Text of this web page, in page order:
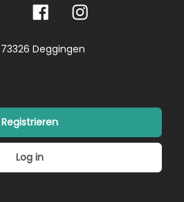
Deggingen
Registrieren
Log in